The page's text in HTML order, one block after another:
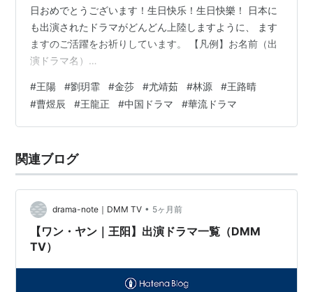
日おめでとうございます！生日快乐！生日快樂！ 日本に
も出演されたドラマがどんどん上陸しますように、 ます
ますのご活躍をお祈りしています。 【凡例】お名前（出
演ドラマ名）
3/13 ・王陽さん （追風者～金融界の夜明けへ～、天地に
問う～Under the Microscope～、慶余年～麒麟児、現る
～、キミだけのヒーローになりたい、宮 パレス～時をか
（君に恋した328日、画皮～千年の恋～ 、美人心計～一
人の妃と二人の皇帝～） ・劉玥霏さん （夢…
#王陽 #劉玥霏 #金莎 #尤靖茹 #林源 #王路晴
#曹煜辰 #王龍正 #中国ドラマ #華流ドラマ
関連ブログ
drama-note｜DMM TV • 5ヶ月前
【ワン・ヤン｜王阳】出演ドラマ一覧（DMM
TV）